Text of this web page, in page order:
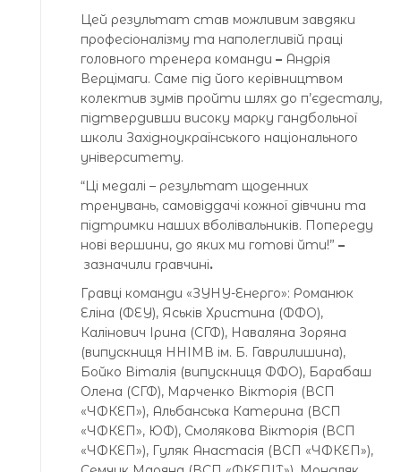
Цей результат став можливим завдяки
професіоналізму та наполегливій праці
головного тренера команди – Андрія
Верцімаги. Саме під його керівництвом
колектив зумів пройти шлях до п’єдесталу,
підтвердивши високу марку гандбольної
школи Західноукраїнського національного
університету.
“Ці медалі – результат щоденних
тренувань, самовіддачі кожної дівчини та
підтримки наших вболівальників. Попереду
нові вершини, до яких ми готові йти!” –
зазначили гравчині.
Гравці команди «ЗУНУ-Енерго»: Романюк
Еліна (ФЕУ), Яськів Христина (ФФО),
Калінович Ірина (СГФ), Наваляна Зоряна
(випускниця ННІМВ ім. Б. Гаврилишина),
Бойко Віталія (випускниця ФФО), Барабаш
Олена (СГФ), Марченко Вікторія (ВСП
«ЧФКЕП»), Альбанська Катерина (ВСП
«ЧФКЕП», ЮФ), Смолякова Вікторія (ВСП
«ЧФКЕП»), Гуляк Анастасія (ВСП «ЧФКЕП»),